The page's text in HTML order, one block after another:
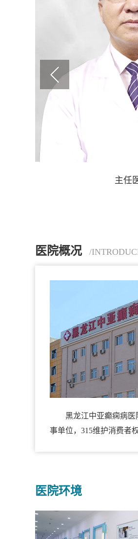
主任
医院概况 /
黑龙江中亚癫痫病
事单位，315维护消费者
医院环境